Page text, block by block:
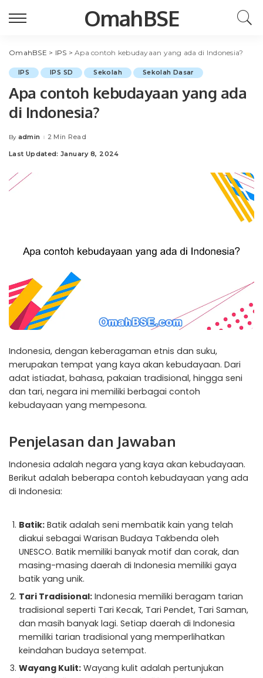
OmahBSE
OmahBSE > IPS >Apa contoh kebudayaan yang ada di Indonesia?
IPS IPS SD Sekolah Sekolah Dasar
Apa contoh kebudayaan yang ada
di Indonesia?
Posted
By admin 2 Min Read
Last Updated: January 8, 2024
Indonesia, dengan keberagaman etnis dan suku,
merupakan tempat yang kaya akan kebudayaan. Dari
adat istiadat, bahasa, pakaian tradisional, hingga seni
dan tari, negara ini memiliki berbagai contoh
kebudayaan yang mempesona.
Penjelasan dan Jawaban
Indonesia adalah negara yang kaya akan kebudayaan.
Berikut adalah beberapa contoh kebudayaan yang ada
di Indonesia:
Batik: Batik adalah seni membatik kain yang telah
diakui sebagai Warisan Budaya Takbenda oleh
UNESCO. Batik memiliki banyak motif dan corak, dan
masing-masing daerah di Indonesia memiliki gaya
batik yang unik.
Tari Tradisional: Indonesia memiliki beragam tarian
tradisional seperti Tari Kecak, Tari Pendet, Tari Saman,
dan masih banyak lagi. Setiap daerah di Indonesia
memiliki tarian tradisional yang memperlihatkan
keindahan budaya setempat.
Wayang Kulit: Wayang kulit adalah pertunjukan